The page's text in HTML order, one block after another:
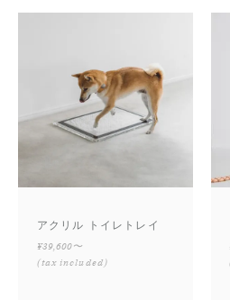
アクリル トイレトレイ
¥39,600〜
(tax included)